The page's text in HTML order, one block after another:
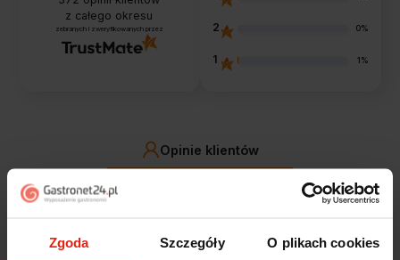
Zgoda Szczegóły O plikach cookies
z całego okresu
zebranych i zweryfikowanych przez 2 0%
1 1%
Opinie klientów
filtry
Jak zbieramy opinie?